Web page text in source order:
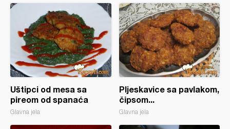
Uštipci od mesa sa
pireom od spanaća
Glavna jela
Pljeskavice sa pavlakom,
čipsom...
Glavna jela